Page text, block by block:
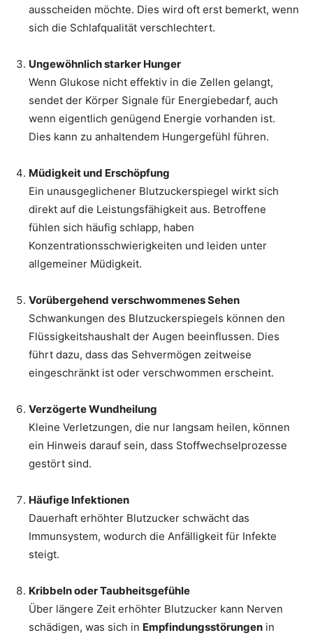
ausscheiden möchte. Dies wird oft erst bemerkt, wenn
sich die Schlafqualität verschlechtert.
Ungewöhnlich starker Hunger
Wenn Glukose nicht effektiv in die Zellen gelangt,
sendet der Körper Signale für Energiebedarf, auch
wenn eigentlich genügend Energie vorhanden ist.
Dies kann zu anhaltendem Hungergefühl führen.
Müdigkeit und Erschöpfung
Ein unausgeglichener Blutzuckerspiegel wirkt sich
direkt auf die Leistungsfähigkeit aus. Betroffene
fühlen sich häufig schlapp, haben
Konzentrationsschwierigkeiten und leiden unter
allgemeiner Müdigkeit.
Vorübergehend verschwommenes Sehen
Schwankungen des Blutzuckerspiegels können den
Flüssigkeitshaushalt der Augen beeinflussen. Dies
führt dazu, dass das Sehvermögen zeitweise
eingeschränkt ist oder verschwommen erscheint.
Verzögerte Wundheilung
Kleine Verletzungen, die nur langsam heilen, können
ein Hinweis darauf sein, dass Stoffwechselprozesse
gestört sind.
Häufige Infektionen
Dauerhaft erhöhter Blutzucker schwächt das
Immunsystem, wodurch die Anfälligkeit für Infekte
steigt.
Kribbeln oder Taubheitsgefühle
Über längere Zeit erhöhter Blutzucker kann Nerven
schädigen, was sich in Empfindungsstörungen in